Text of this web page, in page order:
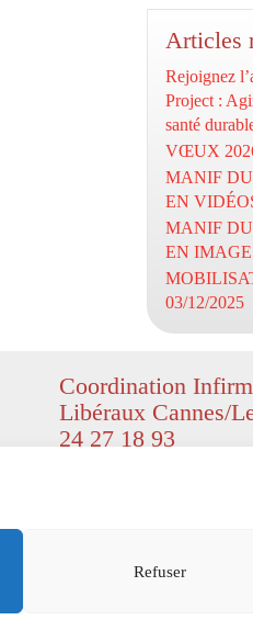
Refuser
Articles
Rejoignez
Project :
santé
VŒUX
MANIF DU
EN
MANIF DU
EN
03/12/2025
Coordination
Libéraux Cannes/
24 27 18 93
Mentions légales